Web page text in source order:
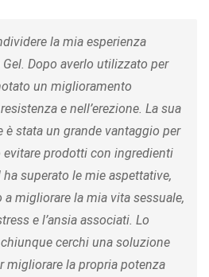
la mia esperienza
Dopo averlo utilizzato per
un miglioramento
e nell’erezione. La sua
stata un grande vantaggio per
evitare prodotti con ingredienti
superato le mie aspettative,
migliorare la mia vita sessuale,
e l’ansia associati. Lo
cerchi una soluzione
migliorare la propria potenza